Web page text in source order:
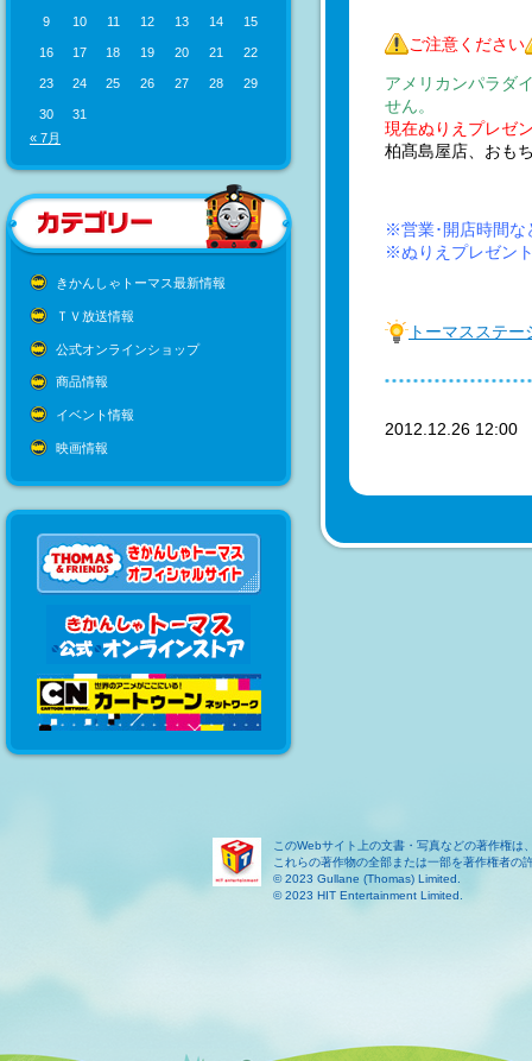
9 10 11 12 13 14 15
16 17 18 19 20 21 22
23 24 25 26 27 28 29
30
31
« 7月
きかんしゃトーマス最新情報
ＴＶ放送情報
公式オンラインショップ
商品情報
イベント情報
映画情報
ご注意ください
アメリカンパラダ
せん。
現在ぬりえプレゼ
柏髙島屋店、おも
※営業･開店時間な
※ぬりえプレゼン
トーマスステ
2012.12.26
このWebサイト上の文書・写真などの著作権は
これらの著作物の全部または一部を著作権者の
© 2023 Gullane (Thomas) Limited.
© 2023 HIT Entertainment Limited.